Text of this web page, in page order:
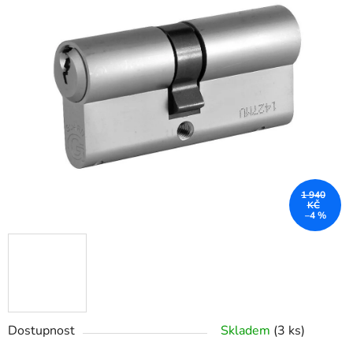
Dostupnost Skladem (3 ks)
hvězdiček.
1 940
KČ
–4 %